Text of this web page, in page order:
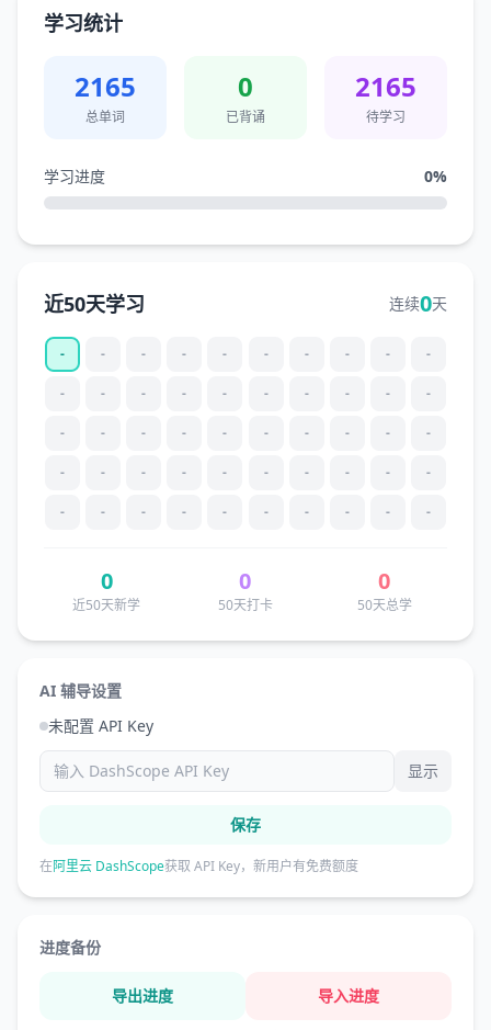
学习统计
2165
总单词
0
已背诵
2165
待学习
学习进度 0%
近50天学习 连续0天
- - - - - - - - - -
- - - - - - - - - -
- - - - - - - - - -
- - - - - - - - - -
- - - - - - - - - -
0
近50天新学
0
50天打卡
0
50天总学
AI 辅导设置
未配置 API Key
显示
保存
在阿里云 DashScope获取 API Key，新用户有免费额度
进度备份
导出进度 导入进度